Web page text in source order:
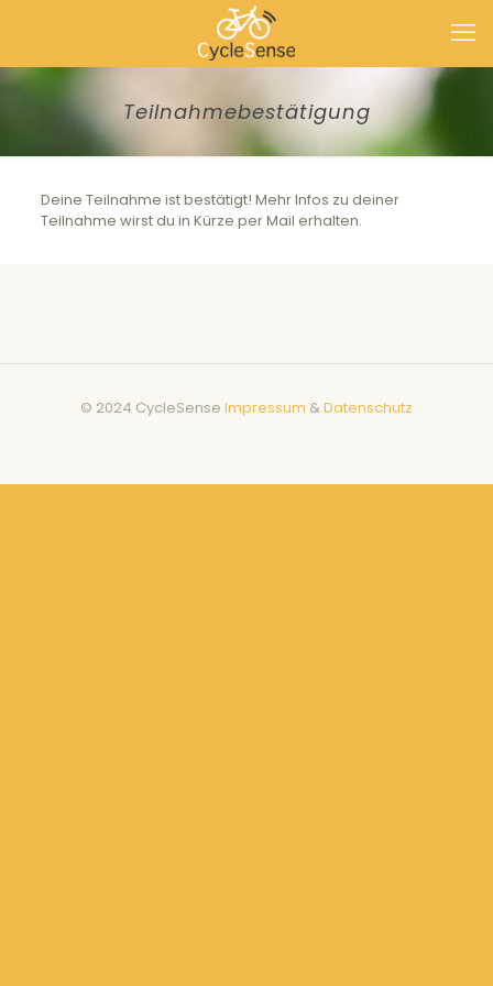
Teilnahmebestätigung
Deine Teilnahme ist bestätigt! Mehr Infos zu deiner
Teilnahme wirst du in Kürze per Mail erhalten.
© 2024 CycleSense Impressum &Datenschutz